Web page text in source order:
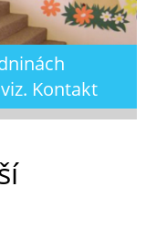
Kontakt